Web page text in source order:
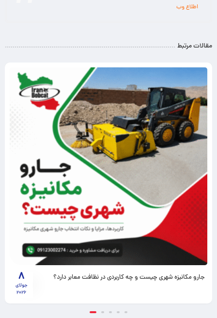
اطلاع وب
مقالات مرتبط
8
جولای
2026
جارو مکانیزه شهری چیست و چه کاربردی در نظافت معابر دارد؟